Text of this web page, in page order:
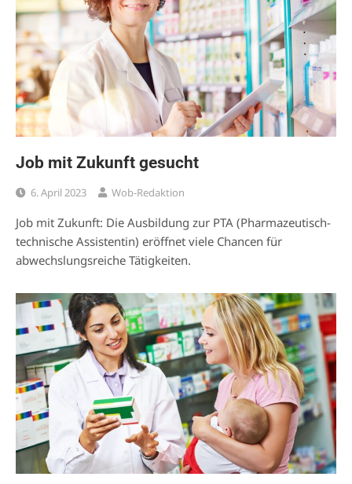
Job mit Zukunft gesucht
6. April 2023 Wob-Redaktion
Job mit Zukunft: Die Ausbildung zur PTA (Pharmazeutisch-
technische Assistentin) eröffnet viele Chancen für
abwechslungsreiche Tätigkeiten.